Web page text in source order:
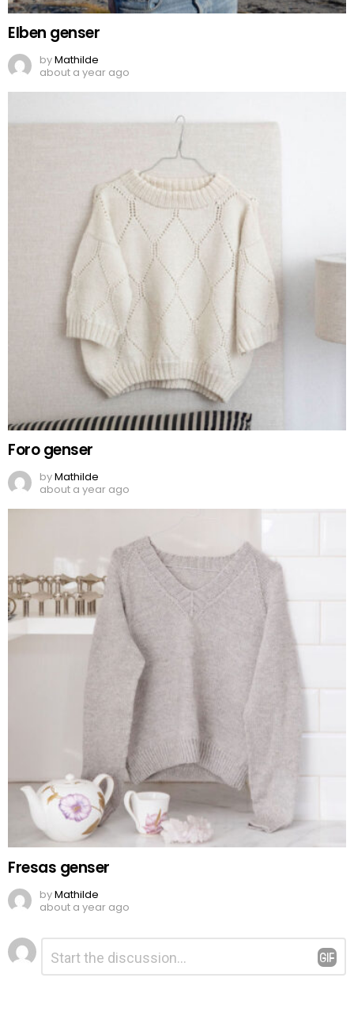
Elben genser
byMathilde
about a year ago
Foro genser
byMathilde
about a year ago
Fresas genser
byMathilde
about a year ago
Legg
igjen
Kommentar